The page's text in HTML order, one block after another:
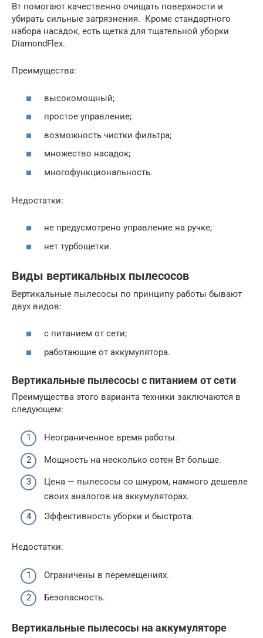
Вт помогают качественно очищать поверхности и
убирать сильные загрязнения. Кроме стандартного
набора насадок, есть щетка для тщательной уборки
DiamondFlex.
Преимущества:
высокомощный;
простое управление;
возможность чистки фильтра;
множество насадок;
многофункциональность.
Недостатки:
не предусмотрено управление на ручке;
нет турбощетки.
Виды вертикальных пылесосов
Вертикальные пылесосы по принципу работы бывают
двух видов:
с питанием от сети;
работающие от аккумулятора.
Вертикальные пылесосы с питанием от сети
Преимущества этого варианта техники заключаются в
следующем:
Неограниченное время работы.
Мощность на несколько сотен Вт больше.
Цена — пылесосы со шнуром, намного дешевле
своих аналогов на аккумуляторах.
Эффективность уборки и быстрота.
Недостатки:
Ограничены в перемещениях.
Безопасность.
Вертикальные пылесосы на аккумуляторе